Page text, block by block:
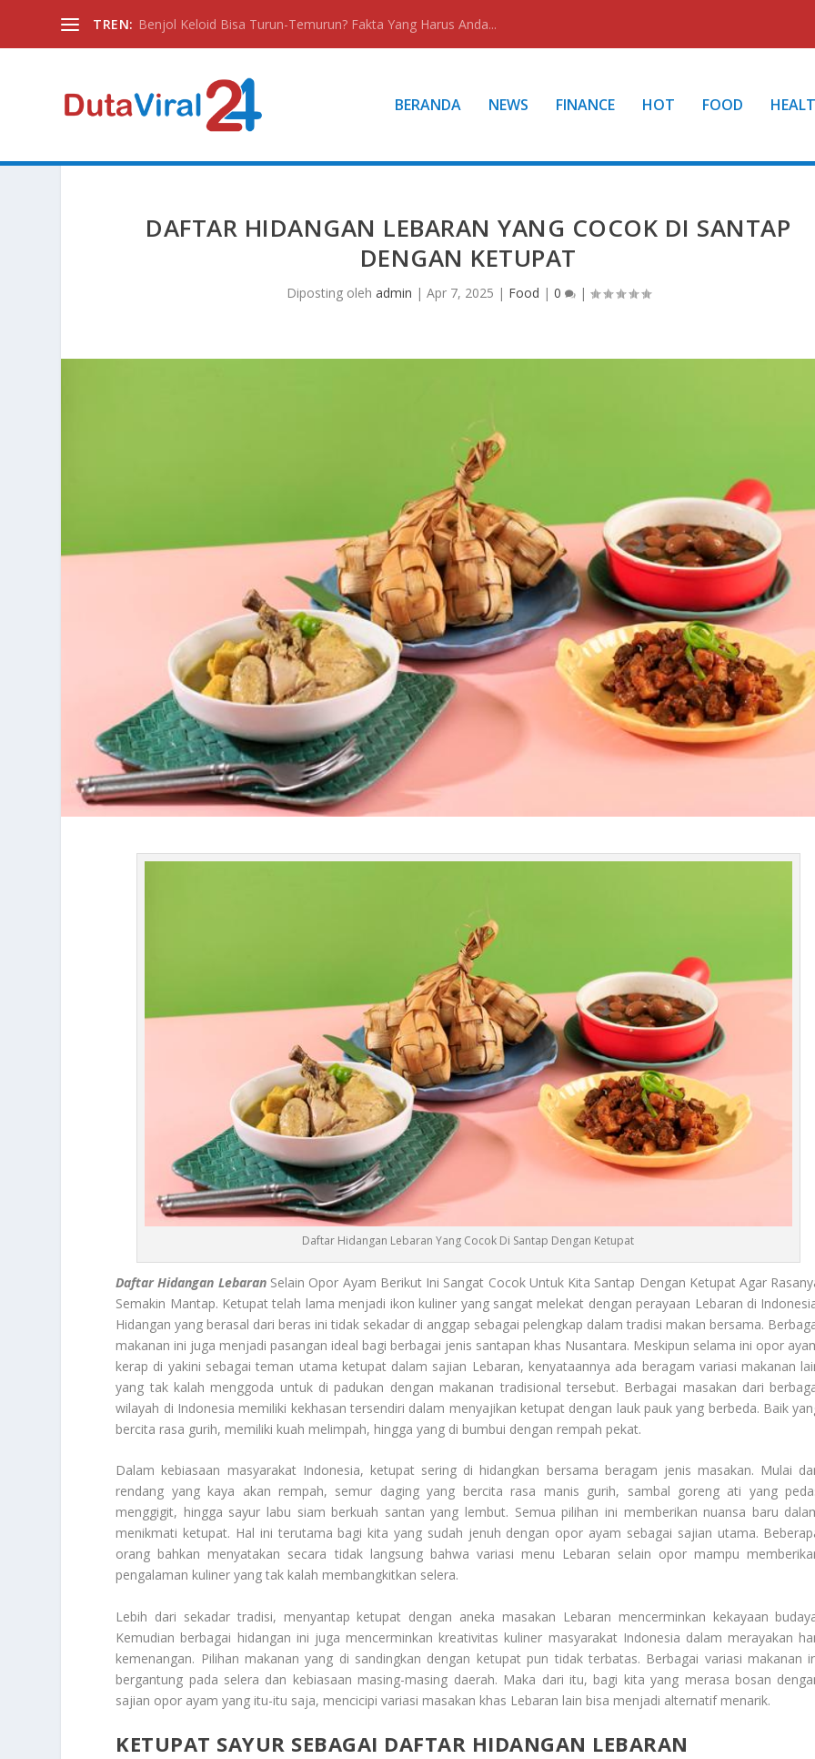
TREN: Benjol Keloid Bisa Turun-Temurun? Fakta Yang Harus Anda...
BERANDA NEWS FINANCE HOT FOOD
DAFTAR HIDANGAN LEBARAN YANG COCOK DI SANTAP
DENGAN KETUPAT
Diposting oleh admin | Apr 7, 2025 | Food | 0 |
Daftar Hidangan Lebaran Yang Cocok Di Santap Dengan Ketupat
Daftar Hidangan LebaranSelain Opor Ayam Berikut Ini Sangat Cocok Untuk Kita Santap Dengan Ketupat Agar
Semakin Mantap. Ketupat telah lama menjadi ikon kuliner yang sangat melekat dengan perayaan Lebaran di
Hidangan yang berasal dari beras ini tidak sekadar di anggap sebagai pelengkap dalam tradisi makan bersama.
makanan ini juga menjadi pasangan ideal bagi berbagai jenis santapan khas Nusantara. Meskipun selama ini opor
kerap di yakini sebagai teman utama ketupat dalam sajian Lebaran, kenyataannya ada beragam variasi makanan
yang tak kalah menggoda untuk di padukan dengan makanan tradisional tersebut. Berbagai masakan dari
wilayah di Indonesia memiliki kekhasan tersendiri dalam menyajikan ketupat dengan lauk pauk yang berbeda. Baik
bercita rasa gurih, memiliki kuah melimpah, hingga yang di bumbui dengan rempah pekat.
Dalam kebiasaan masyarakat Indonesia, ketupat sering di hidangkan bersama beragam jenis masakan. Mulai
rendang yang kaya akan rempah, semur daging yang bercita rasa manis gurih, sambal goreng ati yang
menggigit, hingga sayur labu siam berkuah santan yang lembut. Semua pilihan ini memberikan nuansa baru
menikmati ketupat. Hal ini terutama bagi kita yang sudah jenuh dengan opor ayam sebagai sajian utama.
orang bahkan menyatakan secara tidak langsung bahwa variasi menu Lebaran selain opor mampu
pengalaman kuliner yang tak kalah membangkitkan selera.
Lebih dari sekadar tradisi, menyantap ketupat dengan aneka masakan Lebaran mencerminkan kekayaan
Kemudian berbagai hidangan ini juga mencerminkan kreativitas kuliner masyarakat Indonesia dalam merayakan
kemenangan. Pilihan makanan yang di sandingkan dengan ketupat pun tidak terbatas. Berbagai variasi makanan
bergantung pada selera dan kebiasaan masing-masing daerah. Maka dari itu, bagi kita yang merasa bosan
sajian opor ayam yang itu-itu saja, mencicipi variasi masakan khas Lebaran lain bisa menjadi alternatif menarik.
KETUPAT SAYUR SEBAGAI DAFTAR HIDANGAN LEBARAN